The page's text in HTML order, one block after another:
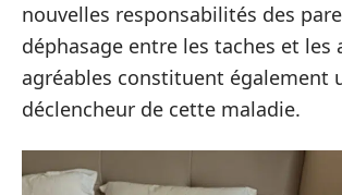
nouvelles responsabilités des
déphasage entre les taches et les
agréables constituent également
déclencheur de cette maladie.